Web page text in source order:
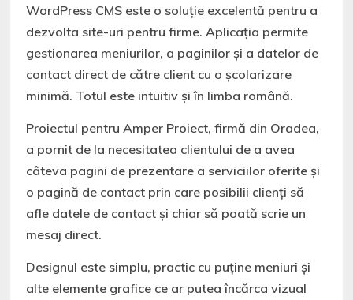
WordPress CMS este o soluție excelentă pentru a
dezvolta site-uri pentru firme. Aplicația permite
gestionarea meniurilor, a paginilor și a datelor de
contact direct de către client cu o școlarizare
minimă. Totul este intuitiv și în limba română.
Proiectul pentru Amper Proiect, firmă din Oradea,
a pornit de la necesitatea clientului de a avea
câteva pagini de prezentare a serviciilor oferite și
o pagină de contact prin care posibilii clienți să
afle datele de contact și chiar să poată scrie un
mesaj direct.
Designul este simplu, practic cu puține meniuri și
alte elemente grafice ce ar putea încărca vizual